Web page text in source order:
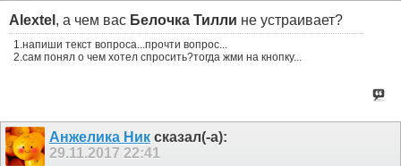
Alextel , а чем вас Белочка Тилли не устраивает?
1.напиши текст вопроса...прочти вопрос...
2.сам понял о чем хотел спросить?тогда жми на кнопку...
Анжелика Ник сказал(-а):
29.11.2017 22:41